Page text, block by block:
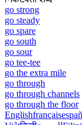
go strong
go steady
go spare
go south
go sour
go tee-tee
go the extra mile
go through
go through channels
go through the floor
Englishfrançais